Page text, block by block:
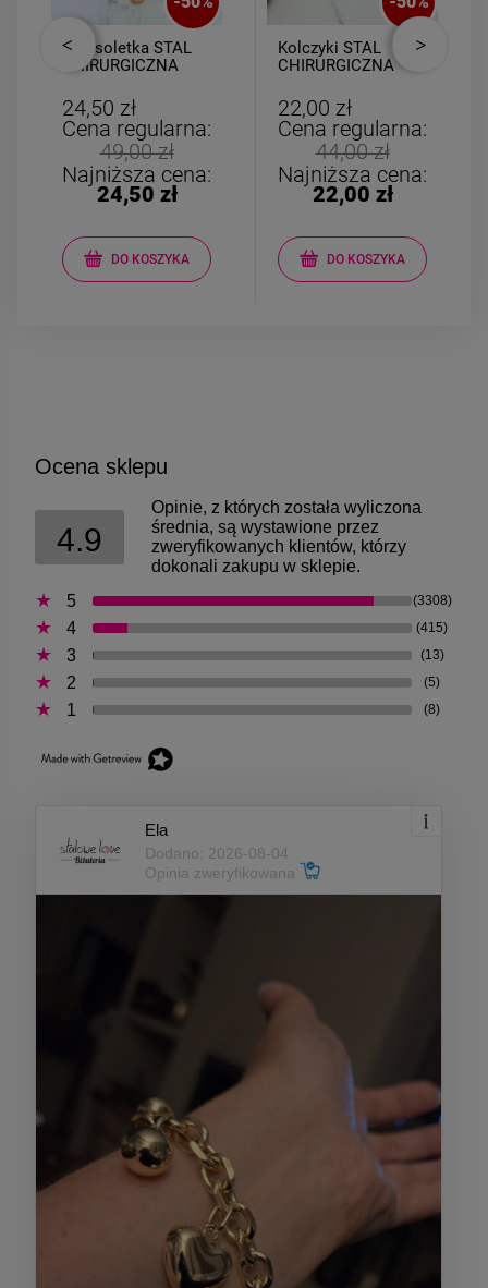
Bransoletka STAL
CHIRURGICZNA
łezka różowa
24,50 zł
Cena regularna:
49,00 zł
Najniższa cena:
24,50 zł
DO KOSZYKA
Kolczyki STAL
CHIRURGICZNA
biały
22,00 zł
Cena regularna:
44,00 zł
Najniższa cena:
22,00 zł
DO KOSZYKA
Ocena sklepu
4.9
Opinie, z których została wyliczona
średnia, są wystawione przez
zweryfikowanych klientów, którzy
dokonali zakupu w sklepie.
5
(3308)
4 (415)
3 (13)
2 (5)
1 (8)
Ela
Dodano: 2026-08-04
Opinia zweryfikowana